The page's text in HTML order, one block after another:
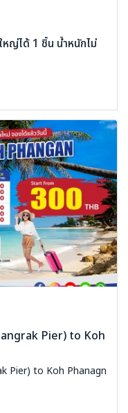
หญ่ได้ 1 ชิ้น น้ำหนักไม่
Pier) to Koh
Pier) to Koh Phanagn